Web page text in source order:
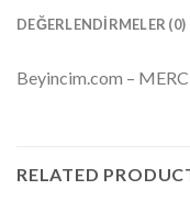
DEĞERLENDIRMELER (0)
Beyincim.com –
RELATED